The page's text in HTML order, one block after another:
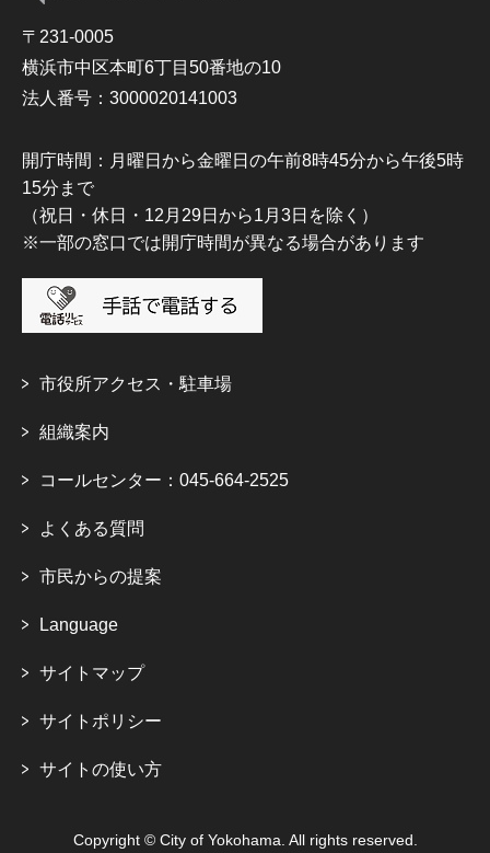
〒231-0005
横浜市中区本町6丁目50番地の10
法人番号：3000020141003
開庁時間：月曜日から金曜日の午前8時45分から午後5時
15分まで
（祝日・休日・12月29日から1月3日を除く）
※一部の窓口では開庁時間が異なる場合があります
市役所アクセス・駐車場
組織案内
コールセンター：045-664-2525
よくある質問
市民からの提案
Language
サイトマップ
サイトポリシー
サイトの使い方
Copyright © City of Yokohama. All rights reserved.